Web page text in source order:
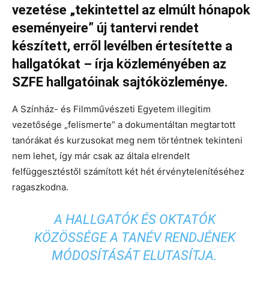
vezetése „tekintettel az elmúlt hónapok
eseményeire” új tantervi rendet
készített, erről levélben értesítette a
hallgatókat – írja közleményében az
SZFE hallgatóinak sajtóközleménye.
A Színház- és Filmművészeti Egyetem illegitim
vezetősége „felismerte” a dokumentáltan megtartott
tanórákat és kurzusokat meg nem történtnek tekinteni
nem lehet, így már csak az általa elrendelt
felfüggesztéstől számított két hét érvénytelenítéséhez
ragaszkodna.
A HALLGATÓK ÉS OKTATÓK
KÖZÖSSÉGE A TANÉV RENDJÉNEK
MÓDOSÍTÁSÁT ELUTASÍTJA.